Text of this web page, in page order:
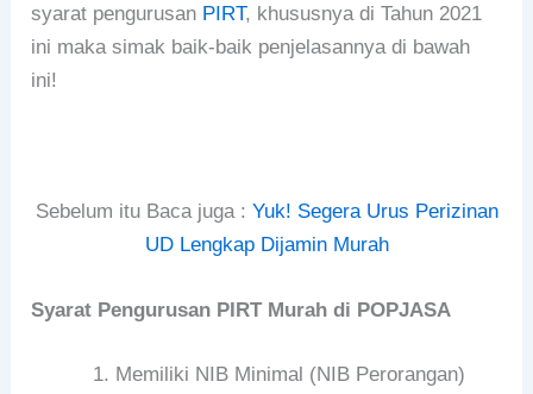
syarat pengurusan PIRT, khususnya di Tahun 2021
ini maka simak baik-baik penjelasannya di bawah
ini!
Sebelum itu Baca juga : Yuk! Segera Urus Perizinan
UD Lengkap Dijamin Murah
Syarat Pengurusan PIRT Murah di POPJASA
Memiliki NIB Minimal (NIB Perorangan)